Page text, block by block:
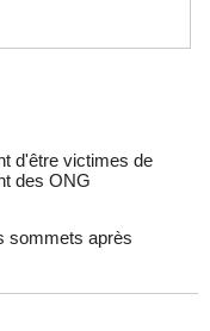
des ONG
après
: Le Président